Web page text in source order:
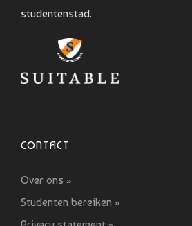
studentenstad.
CONTACT
Over ons »
Studenten bereiken »